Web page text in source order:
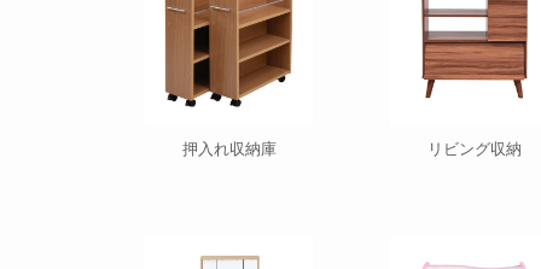
押入れ収納庫 リビング収納